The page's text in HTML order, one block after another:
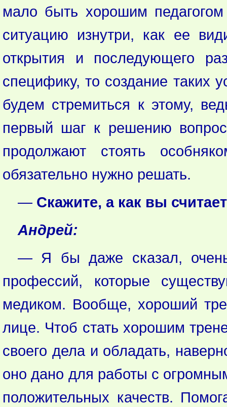
мало быть хорошим
ситуацию изнутри, как ее
открытия и последующего
специфику, то создание таких
будем стремиться к этому,
первый шаг к решению
продолжают стоять
обязательно нужно решать.
— Скажите, а как вы
Андрей:
— Я бы даже сказал,
профессий, которые
медиком. Вообще, хороший
лице. Чтоб стать хорошим
своего дела и обладать,
оно дано для работы с
положительных качеств.